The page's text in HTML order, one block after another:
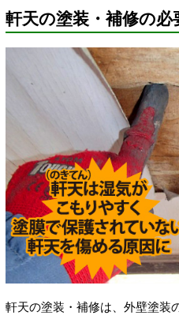
軒天の塗装・補修の必
軒天の塗装・補修は、外壁塗装